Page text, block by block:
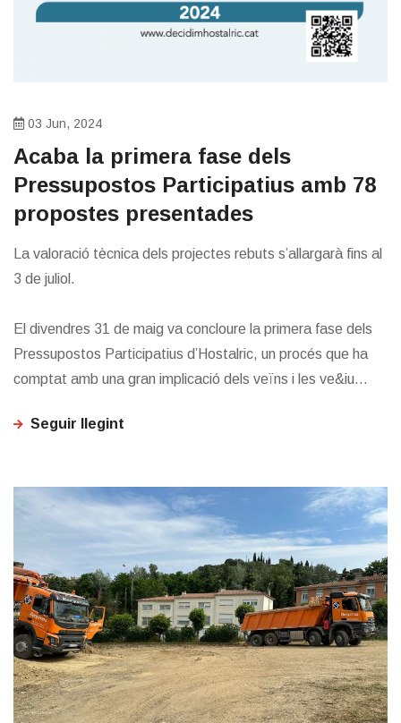
03 Jun, 2024
Acaba la primera fase dels
Pressupostos Participatius amb 78
propostes presentades
La valoració tècnica dels projectes rebuts s’allargarà fins al
3 de juliol.
El divendres 31 de maig va concloure la primera fase dels
Pressupostos Participatius d’Hostalric, un procés que ha
comptat amb una gran implicació dels veïns i les ve&iu...
Seguir llegint